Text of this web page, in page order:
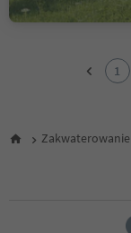
6
1
Zakwaterowanie